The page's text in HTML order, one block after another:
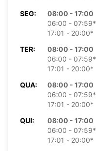
SEG:
08:00 - 17:00
06:00 - 07:59*
17:01 - 20:00*
TER:
08:00 - 17:00
06:00 - 07:59*
17:01 - 20:00*
QUA:
08:00 - 17:00
06:00 - 07:59*
17:01 - 20:00*
QUI:
08:00 - 17:00
06:00 - 07:59*
17:01 - 20:00*